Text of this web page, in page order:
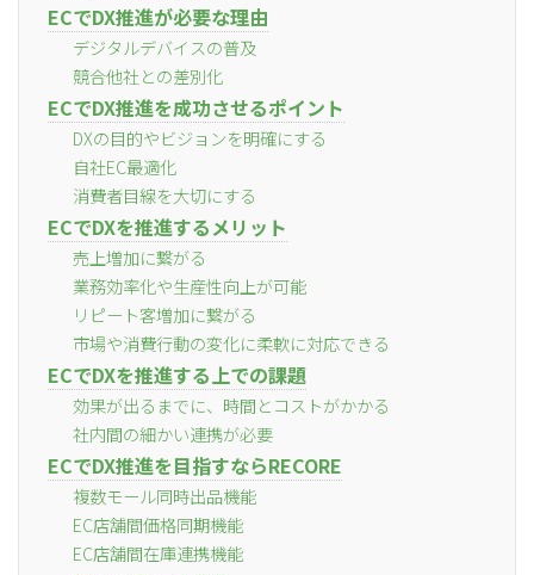
ECでDX推進が必要な理由
デジタルデバイスの普及
競合他社との差別化
ECでDX推進を成功させるポイント
DXの目的やビジョンを明確にする
自社EC最適化
消費者目線を大切にする
ECでDXを推進するメリット
売上増加に繋がる
業務効率化や生産性向上が可能
リピート客増加に繋がる
市場や消費行動の変化に柔軟に対応できる
ECでDXを推進する上での課題
効果が出るまでに、時間とコストがかかる
社内間の細かい連携が必要
ECでDX推進を目指すならRECORE
複数モール同時出品機能
EC店舗間価格同期機能
EC店舗間在庫連携機能